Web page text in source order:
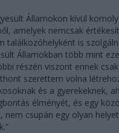
Államokon kívül
amelyek nemcsak
találkozóhelyként is
Államokban több mint
részén viszont ennek
szerettem volna
és a gyerekeknek,
élményét, és egy
nem csupán egy olyan